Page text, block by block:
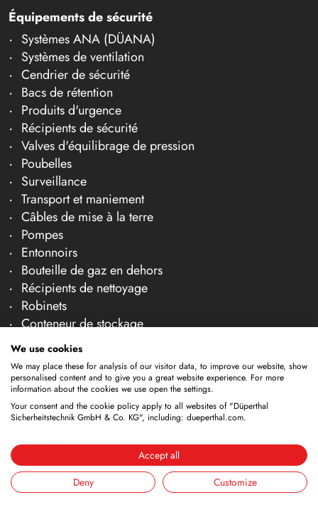
Équipements de sécurité
Systèmes ANA (DÜANA)
Systèmes de ventilation
Cendrier de sécurité
Bacs de rétention
Produits d'urgence
Récipients de sécurité
Valves d'équilibrage de pression
Poubelles
Surveillance
Transport et maniement
Câbles de mise à la terre
Pompes
Entonnoirs
Bouteille de gaz en dehors
Récipients de nettoyage
Robinets
Conteneur de stockage
Cuves de nettoyage
Entreprise
À propos de nous
Équipe
Salons
Actualités et articles techniques
Contact et conseil
We use cookies
We may place these for analysis of our visitor data, to improve our website, show
personalised content and to give you a great website experience. For more
information about the cookies we use open the settings.
Your consent and the cookie policy apply to all websites of "Düperthal
Sicherheitstechnik GmbH & Co. KG", including: dueperthal.com.
Accept all
Deny
Customize